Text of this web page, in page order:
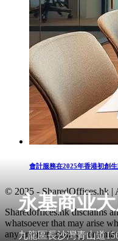
永基商业
九龍區長沙灣青山道
會計服務在2025年香港初創
© 2025 - SharedOffices.hk |
Sharedoffices.hk disclaims
whatsoever that may arise
any error, inaccuracy or